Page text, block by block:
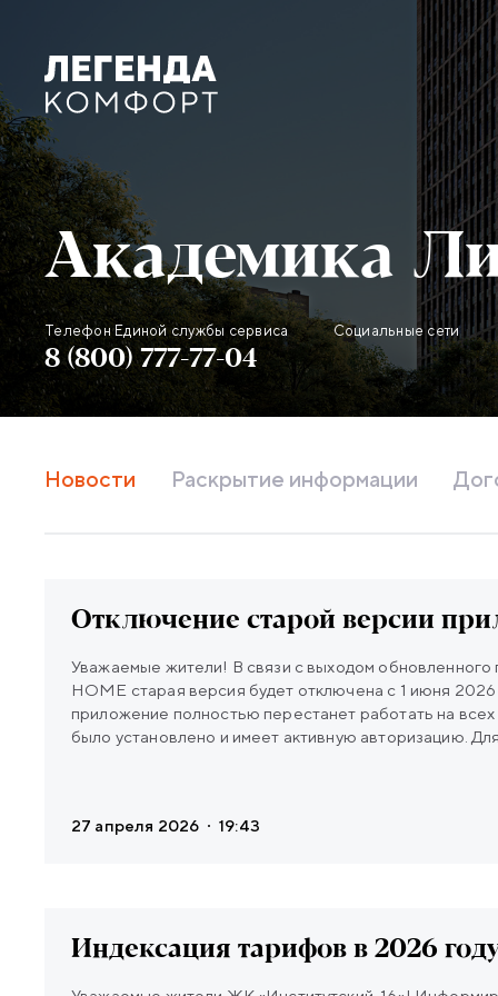
Академика
Контактная информация
Телефон Единой службы сервиса
8 (800) 777-77-04
Социальные сети
Новости Раскрытие информации
НовостиОтключение старой версии
Уважаемые жители! В связи с выходом
HOME старая версия будет отключена с 1 июня
приложение полностью перестанет работать на всех
было установлено и имеет активную авторизацию.
пройти регистрацию. Служба технической
27 апреля 2026 19:43
Индексация тарифов в 2026